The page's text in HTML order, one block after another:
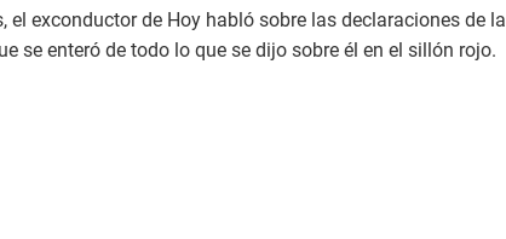
el exconductor de Hoy habló sobre las declaraciones de la
se enteró de todo lo que se dijo sobre él en el sillón rojo.